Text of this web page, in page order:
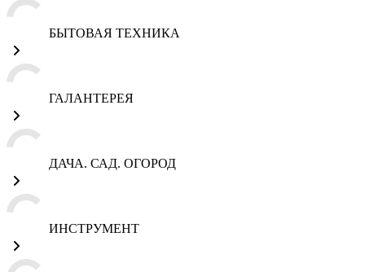
БЫТОВАЯ ТЕХНИКА
ГАЛАНТЕРЕЯ
ДАЧА. САД. ОГОРОД
ИНСТРУМЕНТ